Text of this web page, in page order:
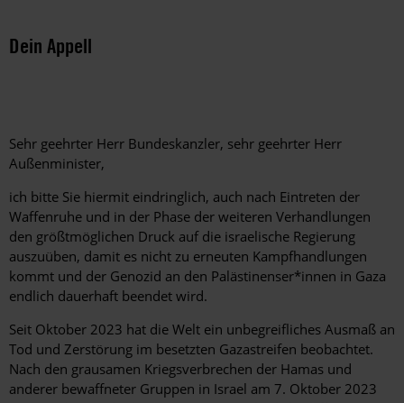
Dein Appell
Sehr geehrter Herr Bundeskanzler, sehr geehrter Herr
Außenminister,
ich bitte Sie hiermit eindringlich, auch nach Eintreten der
Waffenruhe und in der Phase der weiteren Verhandlungen
den größtmöglichen Druck auf die israelische Regierung
auszuüben, damit es nicht zu erneuten Kampfhandlungen
kommt und der Genozid an den Palästinenser*innen in Gaza
endlich dauerhaft beendet wird.
Seit Oktober 2023 hat die Welt ein unbegreifliches Ausmaß an
Tod und Zerstörung im besetzten Gazastreifen beobachtet.
Nach den grausamen Kriegsverbrechen der Hamas und
anderer bewaffneter Gruppen in Israel am 7. Oktober 2023